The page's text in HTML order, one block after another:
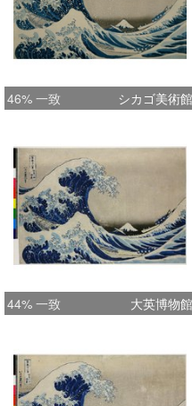
46% 一致 シカゴ美術館
44% 一致 大英博物館